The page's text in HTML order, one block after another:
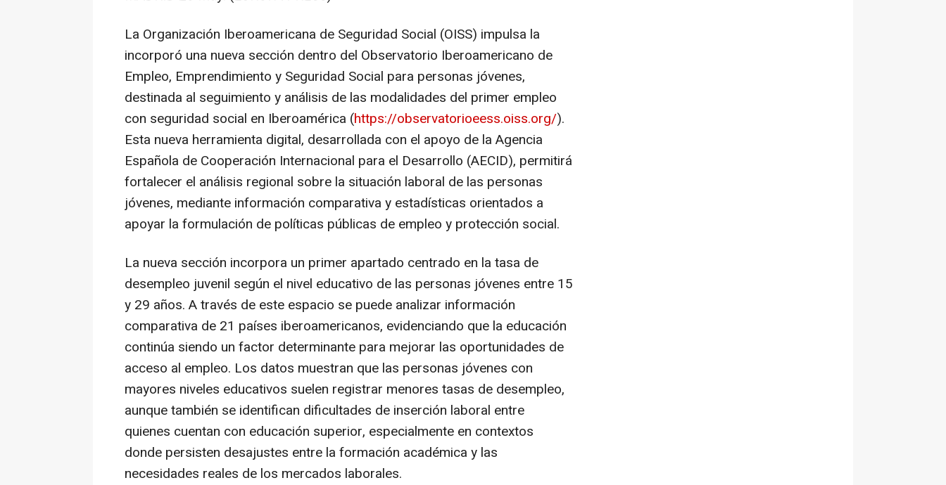
La Organización Iberoamericana de Seguridad Social (OISS) impulsa la
incorporó una nueva sección dentro del Observatorio Iberoamericano de
Empleo, Emprendimiento y Seguridad Social para personas jóvenes,
destinada al seguimiento y análisis de las modalidades del primer empleo
con seguridad social en Iberoamérica (https://observatorioeess.oiss.org/).
Esta nueva herramienta digital, desarrollada con el apoyo de la Agencia
Española de Cooperación Internacional para el Desarrollo (AECID), permitirá
fortalecer el análisis regional sobre la situación laboral de las personas
jóvenes, mediante información comparativa y estadísticas orientados a
apoyar la formulación de políticas públicas de empleo y protección social.
La nueva sección incorpora un primer apartado centrado en la tasa de
desempleo juvenil según el nivel educativo de las personas jóvenes entre 15
y 29 años. A través de este espacio se puede analizar información
comparativa de 21 países iberoamericanos, evidenciando que la educación
continúa siendo un factor determinante para mejorar las oportunidades de
acceso al empleo. Los datos muestran que las personas jóvenes con
mayores niveles educativos suelen registrar menores tasas de desempleo,
aunque también se identifican dificultades de inserción laboral entre
quienes cuentan con educación superior, especialmente en contextos
donde persisten desajustes entre la formación académica y las
necesidades reales de los mercados laborales.